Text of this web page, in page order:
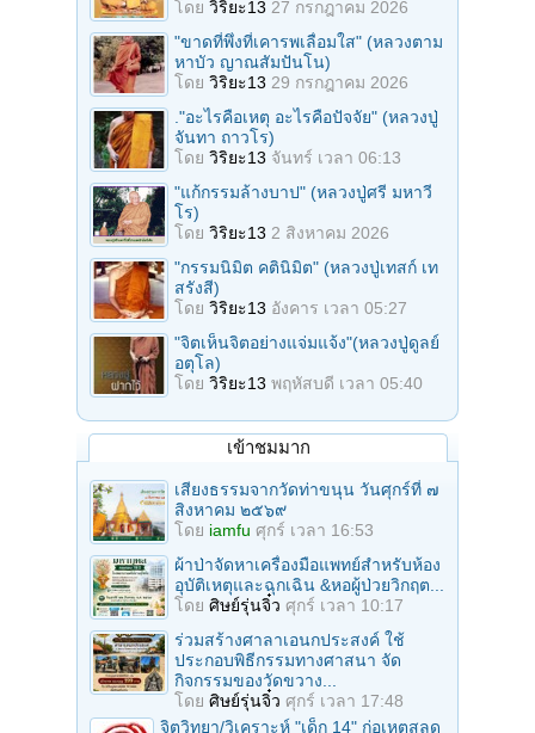
โดย วิริยะ13 27 กรกฎาคม 2026
"ขาดที่พึ่งที่เคารพเลื่อมใส" (หลวงตาม
หาบัว ญาณสัมปันโน)
โดย วิริยะ13 29 กรกฎาคม 2026
."อะไรคือเหตุ อะไรคือปัจจัย" (หลวงปู่
จันทา ถาวโร)
โดย วิริยะ13 จันทร์ เวลา 06:13
"แก้กรรมล้างบาป" (หลวงปู่ศรี มหาวี
โร)
โดย วิริยะ13 2 สิงหาคม 2026
"กรรมนิมิต คตินิมิต" (หลวงปู่เทสก์ เท
สรังสี)
โดย วิริยะ13 อังคาร เวลา 05:27
"จิตเห็นจิตอย่างแจ่มแจ้ง"(หลวงปู่ดูลย์
อตุโล)
โดย วิริยะ13 พฤหัสบดี เวลา 05:40
เข้าชมมาก
เสียงธรรมจากวัดท่าขนุน วันศุกร์ที่ ๗
สิงหาคม ๒๕๖๙
โดย iamfu ศุกร์ เวลา 16:53
ผ้าป่าจัดหาเครื่องมือแพทย์สำหรับห้อง
อุบัติเหตุและฉุกเฉิน &หอผู้ป่วยวิกฤต...
โดย ศิษย์รุ่นจิ๋ว ศุกร์ เวลา 10:17
ร่วมสร้างศาลาเอนกประสงค์ ใช้
ประกอบพิธีกรรมทางศาสนา จัด
กิจกรรมของวัดขวาง...
โดย ศิษย์รุ่นจิ๋ว ศุกร์ เวลา 17:48
จิตวิทยา/วิเคราะห์ "เด็ก 14" ก่อเหตุสลด